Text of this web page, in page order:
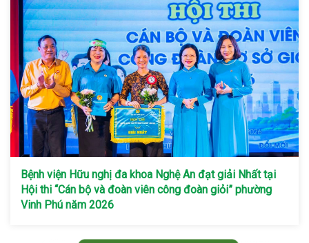
Bệnh viện Hữu nghị đa khoa Nghệ An đạt giải Nhất tại
Hội thi “Cán bộ và đoàn viên công đoàn giỏi” phường
Vinh Phú năm 2026